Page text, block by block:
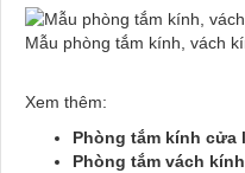
Mẫu phòng tắm kính, vách
Xem thêm:
Phòng tắm kính cửa
Phòng tắm vách kính